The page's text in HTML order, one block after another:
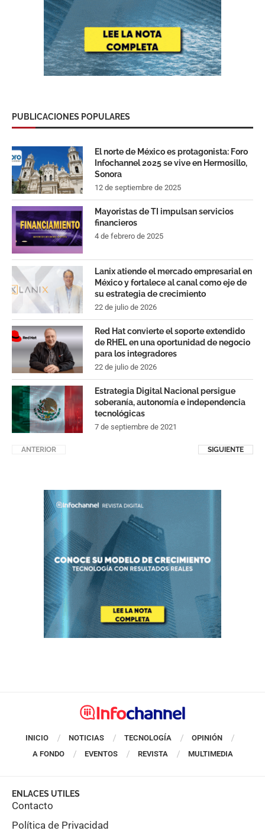
PUBLICACIONES POPULARES
El norte de México es protagonista: Foro
Infochannel 2025 se vive en Hermosillo,
Sonora
12 de septiembre de 2025
Mayoristas de TI impulsan servicios
financieros
4 de febrero de 2025
Lanix atiende el mercado empresarial en
México y fortalece al canal como eje de
su estrategia de crecimiento
22 de julio de 2026
Red Hat convierte el soporte extendido
de RHEL en una oportunidad de negocio
para los integradores
22 de julio de 2026
Estrategia Digital Nacional persigue
soberanía, autonomía e independencia
tecnológicas
7 de septiembre de 2021
ANTERIOR SIGUIENTE
INICIO NOTICIAS TECNOLOGÍA
OPINIÓN
A FONDO
EVENTOS REVISTA MULTIMEDIA
ENLACES UTILES
Contacto
Política de Privacidad